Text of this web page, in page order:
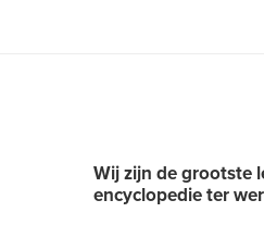
Lotus Sailing
Wij zijn de grootste
encyclopedie ter